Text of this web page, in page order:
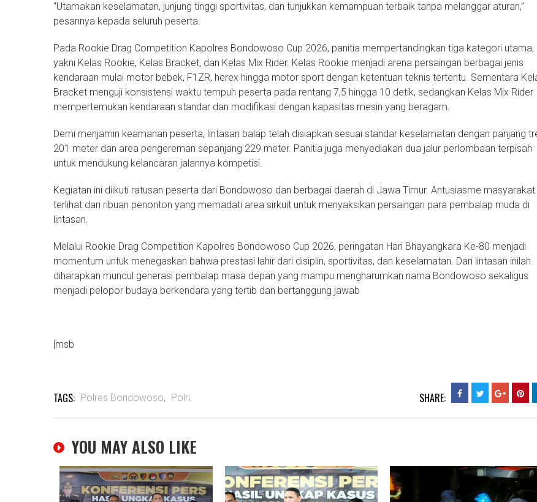
“Utamakan keselamatan, junjung tinggi sportivitas, dan tunjukkan kemampuan terbaik tanpa melanggar aturan,”
pesannya kepada seluruh peserta.
Pada Rookie Drag Competition Kapolres Bondowoso Cup 2026, panitia mempertandingkan tiga kategori utama,
yakni Kelas Rookie, Kelas Bracket, dan Kelas Mix Rider. Kelas Rookie menjadi arena persaingan berbagai jenis
kendaraan mulai motor bebek, F1ZR, herex hingga motor sport dengan ketentuan teknis tertentu. Sementara
Bracket menguji konsistensi waktu tempuh peserta pada rentang 7,5 hingga 10 detik, sedangkan Kelas Mix Rider
mempertemukan kendaraan standar dan modifikasi dengan kapasitas mesin yang beragam.
Demi menjamin keamanan peserta, lintasan balap telah disiapkan sesuai standar keselamatan dengan panjang
201 meter dan area pengereman sepanjang 229 meter. Panitia juga menyediakan dua jalur perlombaan terpisah
untuk mendukung kelancaran jalannya kompetisi.
Kegiatan ini diikuti ratusan peserta dari Bondowoso dan berbagai daerah di Jawa Timur. Antusiasme masyarakat
terlihat dari ribuan penonton yang memadati area sirkuit untuk menyaksikan persaingan para pembalap muda di
lintasan.
Melalui Rookie Drag Competition Kapolres Bondowoso Cup 2026, peringatan Hari Bhayangkara Ke-80 menjadi
momentum untuk menegaskan bahwa prestasi lahir dari disiplin, sportivitas, dan keselamatan. Dari lintasan inilah
diharapkan muncul generasi pembalap masa depan yang mampu mengharumkan nama Bondowoso sekaligus
menjadi pelopor budaya berkendara yang tertib dan bertanggung jawab
|msb
TAGS: Polres Bondowoso, Polri, SHARE:
YOU MAY ALSO LIKE